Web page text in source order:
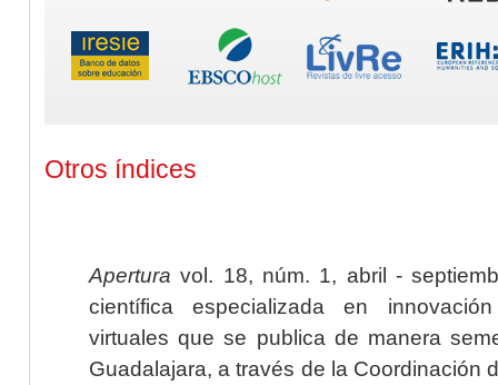
Otros índices
Apertura vol. 18, núm. 1, abril -
científica especializada en
virtuales que se publica de manera
Guadalajara, a través de la Coordinación